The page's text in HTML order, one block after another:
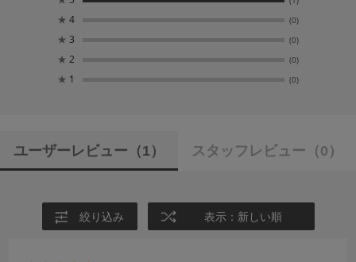
★ 4 (0)
★ 3 (0)
★ 2 (0)
★ 1 (0)
ユーザーレビュー （1） スタッフレビュー （0）
絞り込み 表示：新しい順